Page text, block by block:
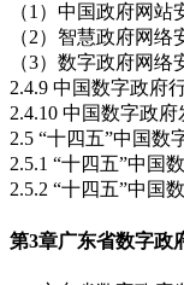
（1）中国政府网站
（2）智慧政府网络
（3）数字政府网络
2.4.9 中国数字政府
2.4.10 中国数字政
2.5 “十四五”中国数
2.5.1 “十四五”中国
2.5.2 “十四五”中国
第3章广东省数字政